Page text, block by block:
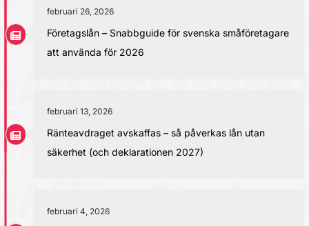
februari 26, 2026
Företagslån – Snabbguide för svenska småföretagare
att använda för 2026
februari 13, 2026
Ränteavdraget avskaffas – så påverkas lån utan
säkerhet (och deklarationen 2027)
februari 4, 2026